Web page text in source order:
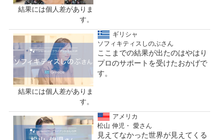
結果には個人差がありま
す。
結果には個人差がありま
す。
ギリシャ
ソフィキティスしのぶさん
ここまでの結果が出たのはやはり
プロのサポートを受けたおかげで
す。
アメリカ
松山 伸児・ 愛さん
見えてなかった世界が見えてくる